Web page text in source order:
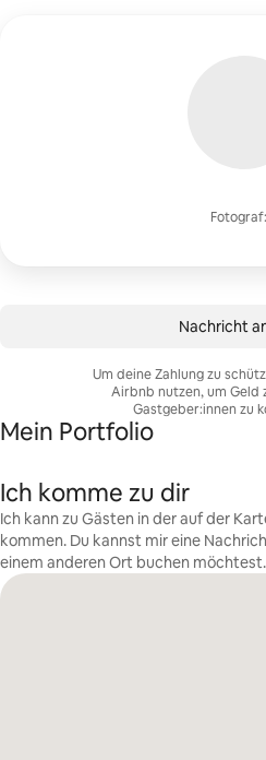
Nachricht
Um deine Zahlung zu
Airbnb nutzen, um Geld
Gastgeber:innen zu
Mein Portfolio
Ich komme zu dir
Ich kann zu Gästen in der auf der
kommen. Du kannst mir eine
einem anderen Ort buchen möchtest.